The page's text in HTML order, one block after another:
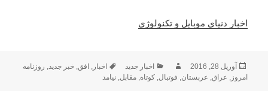
اخبار دنیای موبایل و تکنولوژی
ارسال
شده
آوریل 28, 2016 نویسندهدسته‌ها
اخبار جدید برچسب‌ها
اخبار, افق,خبر جدید, روزنامه
امروز, عراق, عربستان, فوتبال,کوتاه,مقابل,نیامد